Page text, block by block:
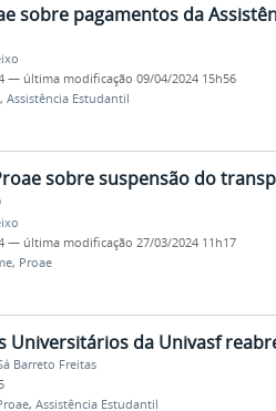
sobre pagamentos da
— última modificação 09/04/2024 15h56
, Assistência Estudantil
sobre suspensão do
— última modificação 27/03/2024 11h17
, Proae
Universitários da Univasf
Barreto Freitas
, Assistência Estudantil